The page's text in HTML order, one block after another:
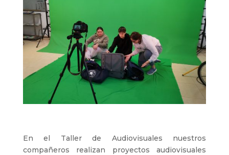
En el Taller de Audiovisuales nuestros
compañeros realizan proyectos audiovisuales